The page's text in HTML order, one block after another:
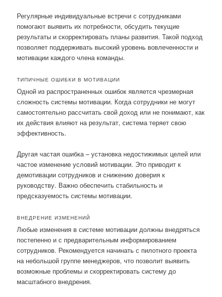
Регулярные индивидуальные встречи с сотрудниками
помогают выявить их потребности, обсудить текущие
результаты и скорректировать планы развития. Такой подход
позволяет поддерживать высокий уровень вовлеченности и
мотивации каждого члена команды.
ТИПИЧНЫЕ ОШИБКИ В МОТИВАЦИИ
Одной из распространенных ошибок является чрезмерная
сложность системы мотивации. Когда сотрудники не могут
самостоятельно рассчитать свой доход или не понимают, как
их действия влияют на результат, система теряет свою
эффективность.
Другая частая ошибка – установка недостижимых целей или
частое изменение условий мотивации. Это приводит к
демотивации сотрудников и снижению доверия к
руководству. Важно обеспечить стабильность и
предсказуемость системы мотивации.
ВНЕДРЕНИЕ ИЗМЕНЕНИЙ
Любые изменения в системе мотивации должны внедряться
постепенно и с предварительным информированием
сотрудников. Рекомендуется начинать с пилотного проекта
на небольшой группе менеджеров, что позволит выявить
возможные проблемы и скорректировать систему до
масштабного внедрения.